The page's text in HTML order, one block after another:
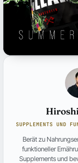
SUPPLEMENTS UND
Berät zu
funktioneller
Supplements und